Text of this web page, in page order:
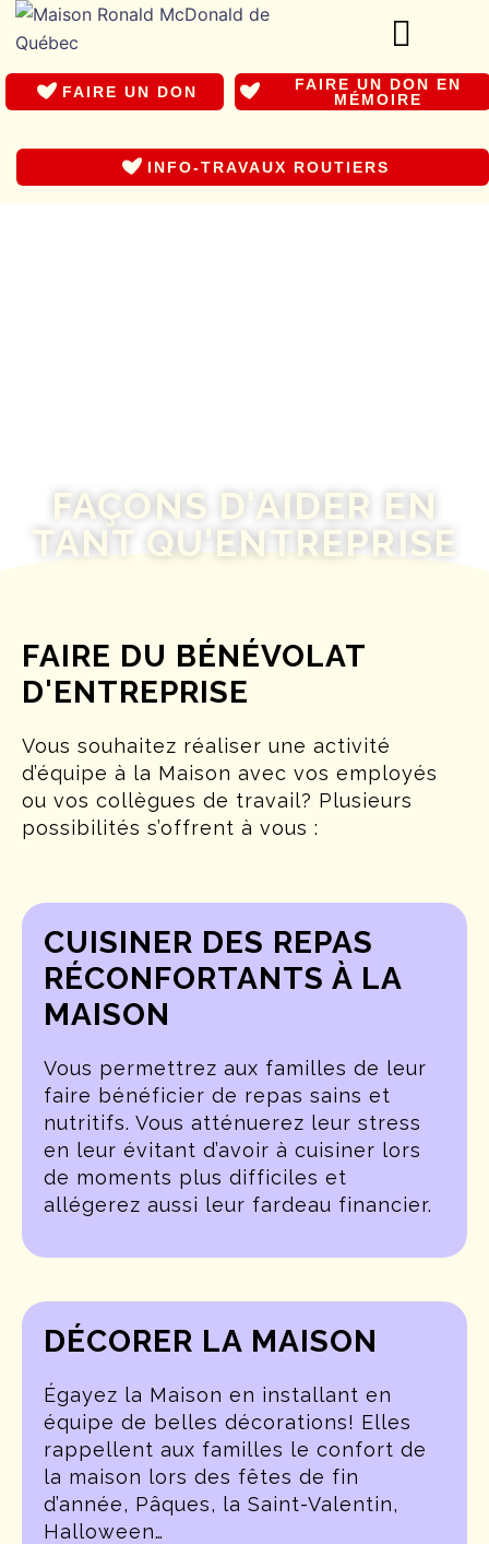
FAIRE UN DON
FAIRE UN DON EN
MÉMOIRE
INFO-TRAVAUX ROUTIERS
FAÇONS D'AIDER EN
TANT QU'ENTREPRISE
FAIRE DU BÉNÉVOLAT
D'ENTREPRISE
Vous souhaitez réaliser une activité
d’équipe à la Maison avec vos employés
ou vos collègues de travail? Plusieurs
possibilités s’offrent à vous :
CUISINER DES REPAS
RÉCONFORTANTS À LA
MAISON
Vous permettrez aux familles de leur
faire bénéficier de repas sains et
nutritifs. Vous atténuerez leur stress
en leur évitant d’avoir à cuisiner lors
de moments plus difficiles et
allégerez aussi leur fardeau financier.
DÉCORER LA MAISON
Égayez la Maison en installant en
équipe de belles décorations! Elles
rappellent aux familles le confort de
la maison lors des fêtes de fin
d’année, Pâques, la Saint-Valentin,
Halloween…